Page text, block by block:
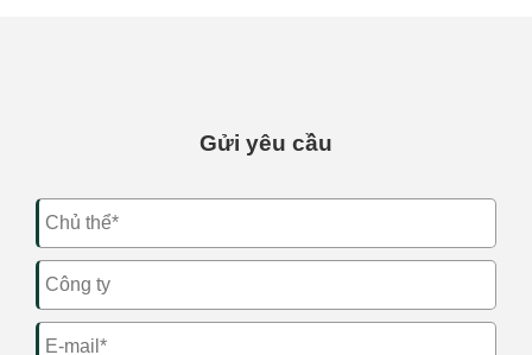
Gửi yêu cầu